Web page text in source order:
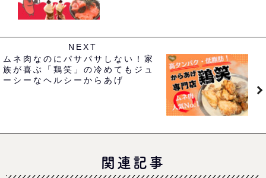
NEXT
ムネ肉なのにパサパサしない！家
族が喜ぶ「鶏笑」の冷めてもジュ
ーシーなヘルシーからあげ
関連記事